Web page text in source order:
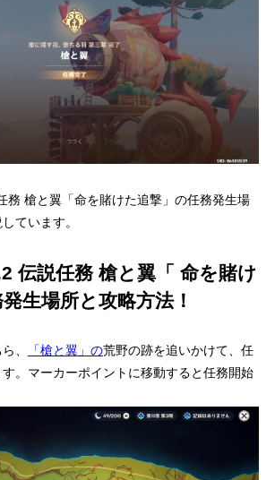
槍と翼「命を賭けた追撃」の任務発生場
ています。
伝説任務 槍と翼「 命を賭け
生場所と攻略方法！
、 「槍と翼」の荒野の跡を追いかけて、任
。マーカーポイントに移動すると任務開始